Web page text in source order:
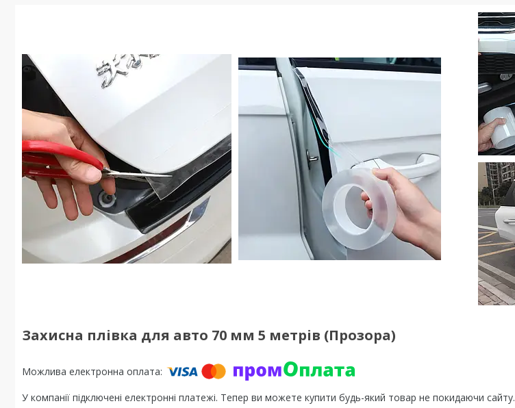
Захисна плівка для авто 70 мм 5 метрів (Прозора)
У компанії підключені електронні платежі. Тепер ви можете купити будь-який товар не покидаючи сайту.